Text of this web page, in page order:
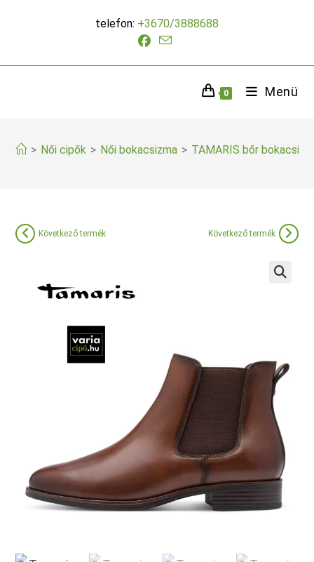
telefon: +3670/3888688
0 Menü
> Női cipők > Női bokacsizma > TAMARIS bőr
Következő termék Következő termék